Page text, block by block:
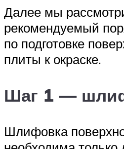
Далее мы
рекомендуемый
по подготовке
плиты к окраске.
Шаг 1 —
Шлифовка